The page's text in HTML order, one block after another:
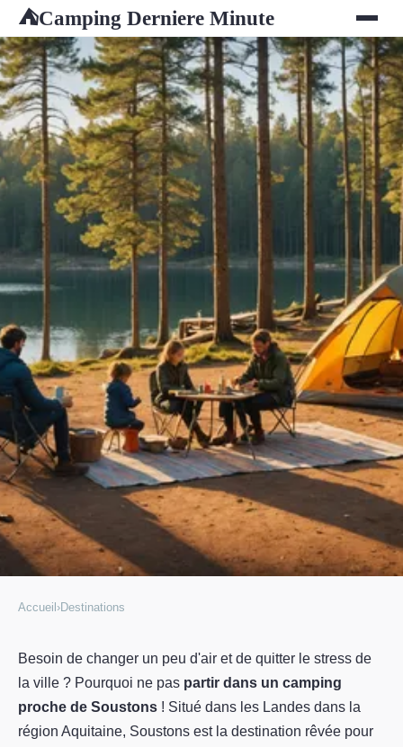
⛺Camping Derniere Minute
3 raisons de partir tout de suite
en vacances dans un camping
proche de Soustons
Accueil ›Destinations
Besoin de changer un peu d'air et de quitter le stress de
la ville ? Pourquoi ne pas partir dans un camping
proche de Soustons ! Situé dans les Landes dans la
région Aquitaine, Soustons est la destination rêvée pour